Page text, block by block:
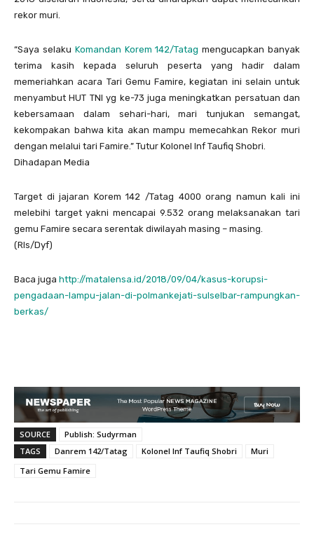
rekor muri.
“Saya selaku Komandan Korem 142/Tatag mengucapkan banyak
terima kasih kepada seluruh peserta yang hadir dalam
memeriahkan acara Tari Gemu Famire, kegiatan ini selain untuk
menyambut HUT TNI yg ke-73 juga meningkatkan persatuan dan
kebersamaan dalam sehari-hari, mari tunjukan semangat,
kekompakan bahwa kita akan mampu memecahkan Rekor muri
dengan melalui tari Famire.” Tutur Kolonel Inf Taufiq Shobri.
Dihadapan Media
Target di jajaran Korem 142 /Tatag 4000 orang namun kali ini
melebihi target yakni mencapai 9.532 orang melaksanakan tari
gemu Famire secara serentak diwilayah masing – masing.
(Rls/Dyf)
Baca juga http://matalensa.id/2018/09/04/kasus-korupsi-
pengadaan-lampu-jalan-di-polmankejati-sulselbar-rampungkan-
berkas/
SOURCE
Publish: Sudyrman
TAGS
Danrem 142/Tatag Kolonel Inf Taufiq Shobri
Muri
Tari Gemu Famire